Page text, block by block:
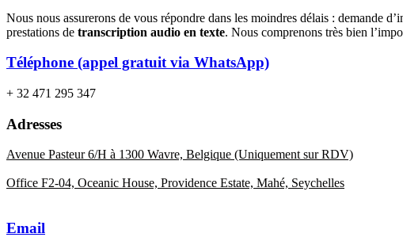
Nous nous assurerons de vous répondre dans les moindres délais : demande
prestations de transcription audio en texte. Nous comprenons très bien
Téléphone (appel gratuit via WhatsApp)
+ 32 471 295 347
Adresses
Avenue Pasteur 6/H à 1300 Wavre, Belgique (Uniquement sur RDV)
Office F2-04, Oceanic House, Providence Estate, Mahé, Seychelles
Email